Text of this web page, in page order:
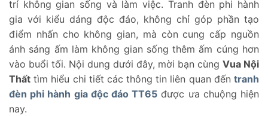
trí không gian sống và làm việc. Tranh đèn phi hành
gia với kiểu dáng độc đáo, không chỉ góp phần tạo
điểm nhấn cho không gian, mà còn cung cấp nguồn
ánh sáng ấm làm không gian sống thêm ấm cúng hơn
vào buổi tối. Nội dung dưới đây, mời bạn cùng Vua Nội
Thất tìm hiểu chi tiết các thông tin liên quan đến tranh
đèn phi hành gia độc đáo TT65 được ưa chuộng hiện
nay.